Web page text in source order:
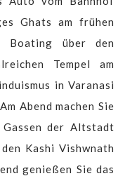
Ghats am frühen
Boating über den
Tempel am
in Varanasi
Abend machen Sie
der Altstadt
Kashi Vishwnath
genießen Sie das